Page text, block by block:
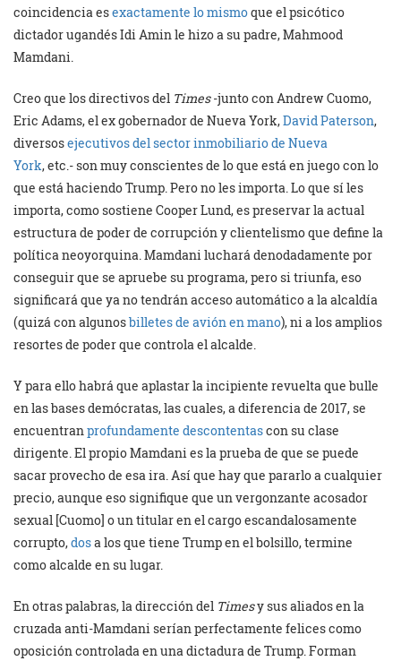
coincidencia esexactamente lo mismoque el psicótico
dictador ugandés Idi Amin le hizo a su padre, Mahmood
Mamdani.
Creo que los directivos del Times-junto con Andrew Cuomo,
Eric Adams, el ex gobernador de Nueva York,David Paterson,
diversosejecutivos del sector inmobiliario de Nueva
York, etc.- son muy conscientes de lo que está en juego con lo
que está haciendo Trump. Pero no les importa. Lo que sí les
importa, como sostiene Cooper Lund, es preservar la actual
estructura de poder de corrupción y clientelismo que define la
política neoyorquina. Mamdani luchará denodadamente por
conseguir que se apruebe su programa, pero si triunfa, eso
significará que ya no tendrán acceso automático a la alcaldía
(quizá con algunosbilletes de avión en mano), ni a los amplios
resortes de poder que controla el alcalde.
Y para ello habrá que aplastar la incipiente revuelta que bulle
en las bases demócratas, las cuales, a diferencia de 2017, se
encuentranprofundamente descontentascon su clase
dirigente. El propio Mamdani es la prueba de que se puede
sacar provecho de esa ira. Así que hay que pararlo a cualquier
precio, aunque eso signifique que un vergonzante acosador
sexual [Cuomo] o un titular en el cargo escandalosamente
corrupto,dosa los que tiene Trump en el bolsillo, termine
como alcalde en su lugar.
En otras palabras, la dirección del Timesy sus aliados en la
cruzada anti-Mamdani serían perfectamente felices como
oposición controlada en una dictadura de Trump. Forman